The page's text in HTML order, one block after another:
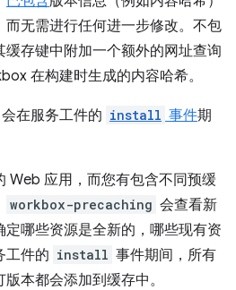
而无需进行任何进一步修改。不包
存键中附加一个额外的网址查询
在构建时生成的内容哈希。
会在服务工件的 install 事件期
Web 应用，而您有包含不同预缓
workbox-precaching 会查看新
哪些资源是全新的，哪些现有资
工件的 install 事件期间，所有
本都会添加到缓存中。